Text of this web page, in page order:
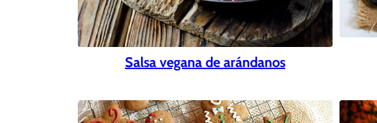
Salsa vegana de arándanos